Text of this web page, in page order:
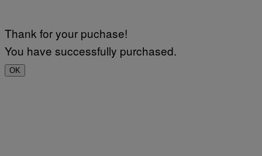
Thank for your puchase!
You have successfully purchased.
OK